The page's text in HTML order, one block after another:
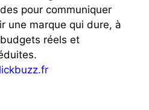
pour communiquer
une marque qui dure, à
réels et